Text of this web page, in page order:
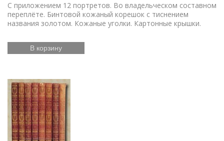
С приложением 12 портретов. Во владельческом составном
переплёте. Бинтовой кожаный корешок с тиснением
названия золотом. Кожаные уголки. Картонные крышки.
В корзину